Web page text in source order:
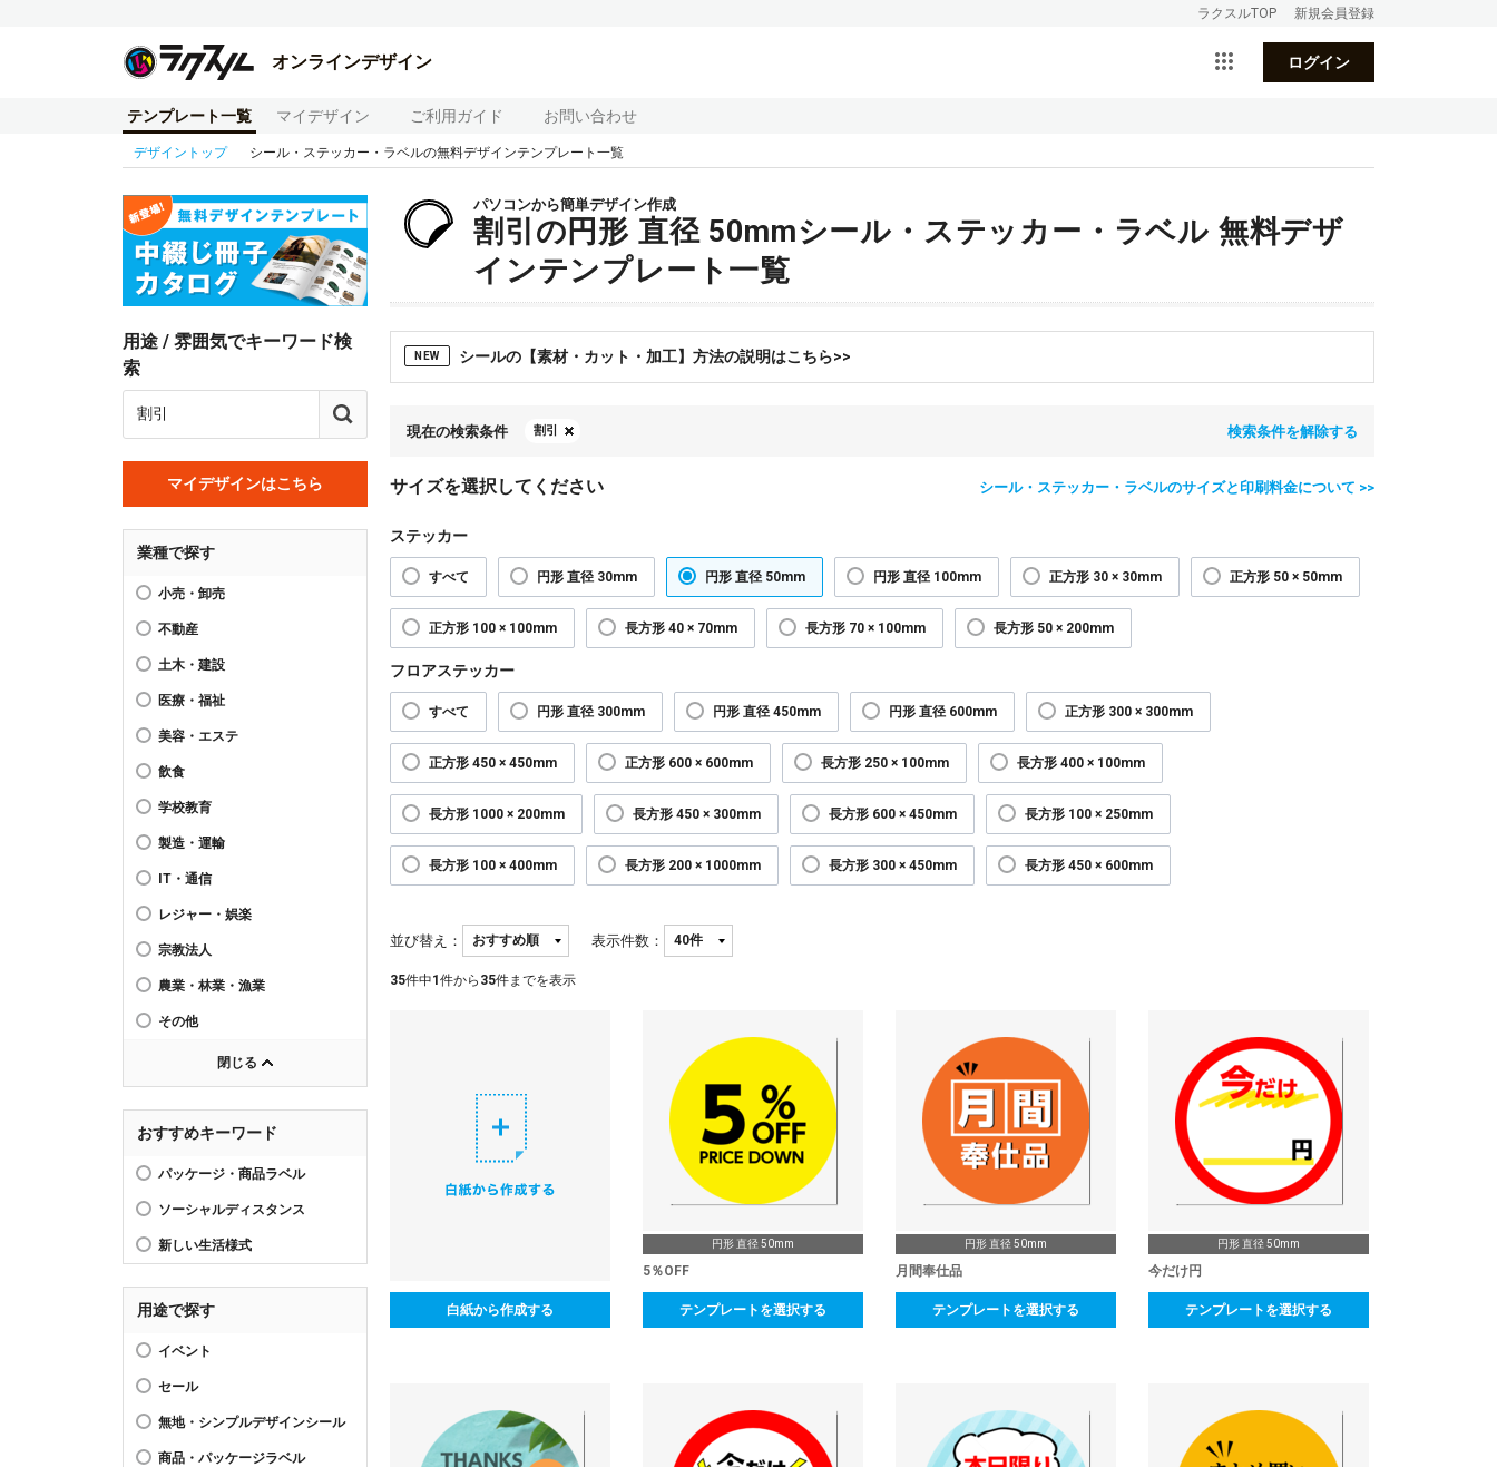
ラクスルTOP 新規会員登録
オンラインデザイン ログイン
テンプレート一覧 マイデザイン ご利用ガイド お問い合わせ
デザイントップ シール・ステッカー・ラベルの無料デザインテンプレート一覧
用途 / 雰囲気でキーワード検
索
マイデザインはこちら
業種で探す
小売・卸売
不動産
土木・建設
医療・福祉
美容・エステ
飲食
学校教育
製造・運輸
IT・通信
レジャー・娯楽
宗教法人
農業・林業・漁業
その他
閉じる
おすすめキーワード
パッケージ・商品ラベル
ソーシャルディスタンス
新しい生活様式
用途で探す
イベント
セール
無地・シンプルデザインシール
商品・パッケージラベル
パソコンから簡単デザイン作成
割引の円形 直径 50mmシール・ステッカー・ラベル 無料デザ
インテンプレート一覧
NEW シールの【素材・カット・加工】方法の説明はこちら>>
現在の検索条件 割引 検索条件を解除する
サイズを選択してください シール・ステッカー・ラベルのサイズと印刷料金について >>
ステッカー
すべて 円形 直径 30mm 円形 直径 50mm 円形 直径 100mm 正方形 30 × 30mm 正方形 50 × 50mm
正方形 100 × 100mm 長方形 40 × 70mm 長方形 70 × 100mm 長方形 50 × 200mm
フロアステッカー
すべて 円形 直径 300mm 円形 直径 450mm 円形 直径 600mm 正方形 300 × 300mm
正方形 450 × 450mm 正方形 600 × 600mm 長方形 250 × 100mm 長方形 400 × 100mm
長方形 1000 × 200mm 長方形 450 × 300mm 長方形 600 × 450mm 長方形 100 × 250mm
長方形 100 × 400mm 長方形 200 × 1000mm 長方形 300 × 450mm 長方形 450 × 600mm
並び替え： 表示件数：
35件中1 件から 35件までを表示
白紙から作成する
円形 直径 50mm
5％OFF
テンプレートを選択する
円形 直径 50mm
月間奉仕品
テンプレートを選択する
円形 直径 50mm
今だけ円
テンプレートを選択する